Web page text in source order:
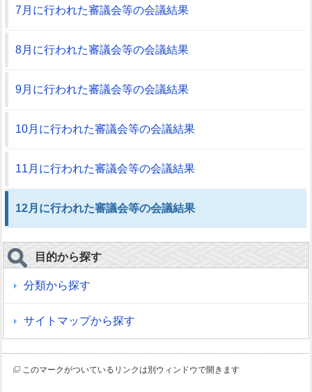
7月に行われた審議会等の会議結果
8月に行われた審議会等の会議結果
9月に行われた審議会等の会議結果
10月に行われた審議会等の会議結果
11月に行われた審議会等の会議結果
12月に行われた審議会等の会議結果
目的から探す
分類から探す
サイトマップから探す
このマークがついているリンクは別ウィンドウで開きます